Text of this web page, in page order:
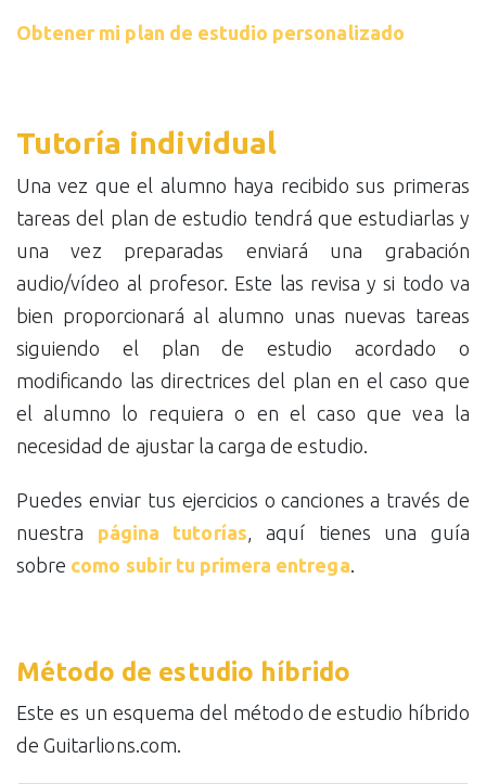
Obtener mi plan de estudio personalizado
Tutoría individual
Una vez que el alumno haya recibido sus primeras
tareas del plan de estudio tendrá que estudiarlas y
una vez preparadas enviará una grabación
audio/vídeo al profesor. Este las revisa y si todo va
bien proporcionará al alumno unas nuevas tareas
siguiendo el plan de estudio acordado o
modificando las directrices del plan en el caso que
el alumno lo requiera o en el caso que vea la
necesidad de ajustar la carga de estudio.
Puedes enviar tus ejercicios o canciones a través de
nuestra página tutorías, aquí tienes una guía
sobre como subir tu primera entrega.
Método de estudio híbrido
Este es un esquema del método de estudio híbrido
de Guitarlions.com.